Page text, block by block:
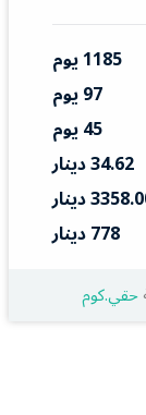
1185 يوم
97 يوم
45 يوم
34.62 دينار
دينار
778 دينار
حقي.كوم